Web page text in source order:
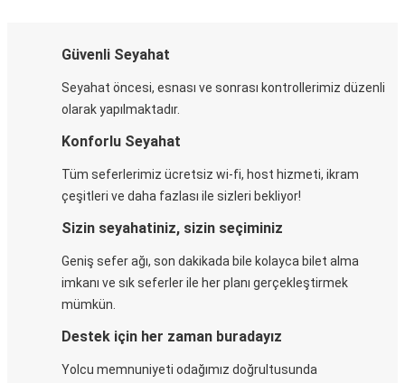
Güvenli Seyahat
Seyahat öncesi, esnası ve sonrası kontrollerimiz düzenli
olarak yapılmaktadır.
Konforlu Seyahat
Tüm seferlerimiz ücretsiz wi-fi, host hizmeti, ikram
çeşitleri ve daha fazlası ile sizleri bekliyor!
Sizin seyahatiniz, sizin seçiminiz
Geniş sefer ağı, son dakikada bile kolayca bilet alma
imkanı ve sık seferler ile her planı gerçekleştirmek
mümkün.
Destek için her zaman buradayız
Yolcu memnuniyeti odağımız doğrultusunda